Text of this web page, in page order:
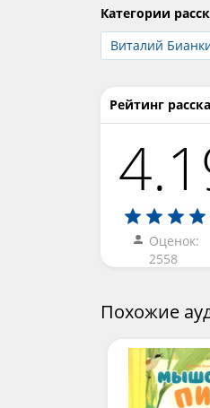
Категории
Виталий
Рейтинг
Оценок:
2558
Похожие